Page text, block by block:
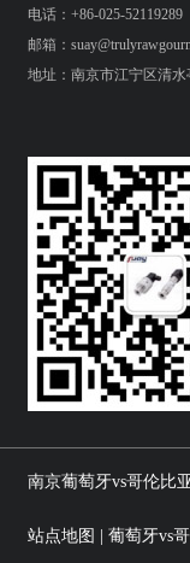
电话：+86-025-52119289
邮箱：
地址：南京市江宁区清水
南京葡萄牙vs哥伦比
站点地图 | 葡萄牙vs